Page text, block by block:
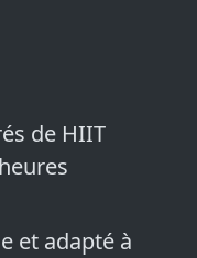
de HIIT
et adapté à